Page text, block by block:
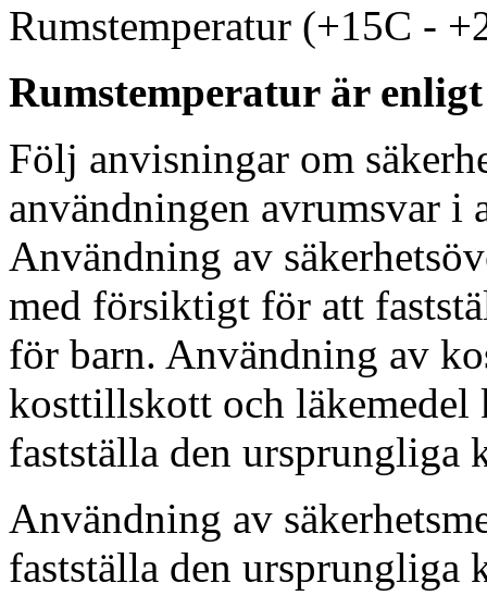
Rumstemperatur (+15C -
Rumstemperatur är
Följ anvisningar om
användningen avrumsvar
Användning av
med försiktigt för att
för barn. Användning av
kosttillskott och
fastställa den ursprungliga
Användning av
fastställa den ursprungliga